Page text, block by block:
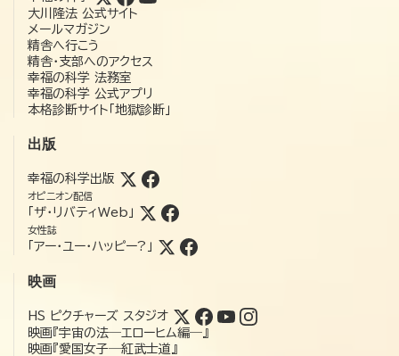
大川隆法 公式サイト
メールマガジン
精舎へ行こう
精舎・支部へのアクセス
幸福の科学 法務室
幸福の科学 公式アプリ
本格診断サイト「地獄診断」
出版
幸福の科学出版
オピニオン配信
「ザ・リバティWeb」
女性誌
「アー・ユー・ハッピー?」
映画
HS ピクチャーズ スタジオ
映画『宇宙の法―エローヒム編―』
映画『愛国女子―紅武士道』